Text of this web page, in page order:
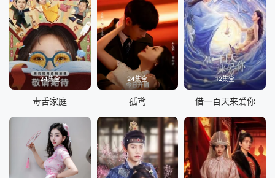
24集全
毒舌家庭
24集全
孤鸢
12集全
借一百天来爱你